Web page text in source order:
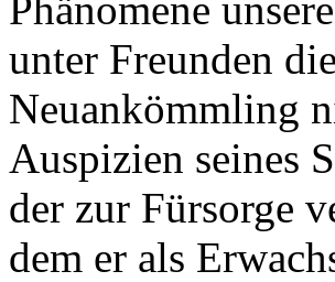
unter Freunden
Neuankömmling
Auspizien seines
der zur Fürsorge
dem er als